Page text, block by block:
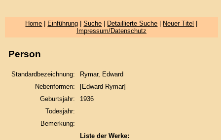
Home Einführung |Suche Detaillierte Suche Neuer Titel
Impressum/Datenschutz
Person
Standardbezeichnung:
Rymar, Edward
Nebenformen:
[Edward Rymar]
Geburtsjahr:
1936
Todesjahr:
Bemerkung:
Liste der Werke: